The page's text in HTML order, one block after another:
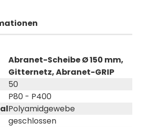
Abranet-Scheibe Ø 150 mm,
Gitternetz, Abranet-GRIP
50
P80 - P400
Polyamidgewebe
geschlossen